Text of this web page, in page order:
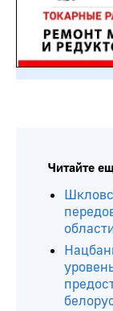
Читайте